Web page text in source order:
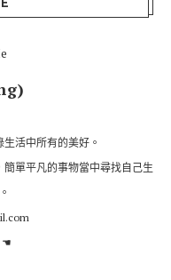
OLDER POSTS